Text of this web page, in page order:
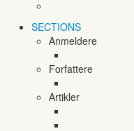
SECTIONS
Anmeldere
Forfattere
Artikler